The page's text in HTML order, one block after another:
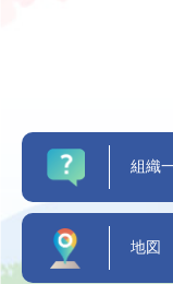
組織
地図